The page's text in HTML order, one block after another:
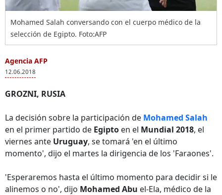
Mohamed Salah conversando con el cuerpo médico de la
selección de Egipto. Foto:AFP
Agencia AFP
12.06.2018
GROZNI, RUSIA
La decisión sobre la participación de Mohamed Salah
en el primer partido de Egipto en el Mundial 2018, el
viernes ante Uruguay, se tomará 'en el último
momento', dijo el martes la dirigencia de los 'Faraones'.
'Esperaremos hasta el último momento para decidir si le
alinemos o no', dijo Mohamed Abu el-Ela, médico de la